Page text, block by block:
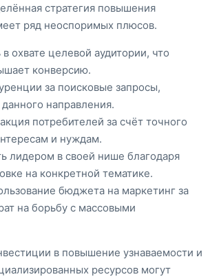
стратегия повышения
ряд неоспоримых плюсов.
охвате целевой аудитории, что
конверсию.
за поисковые запросы,
направления.
потребителей за счёт точного
и нуждам.
лидером в своей нише благодаря
на конкретной тематике.
бюджета на маркетинг за
на борьбу с массовыми
в повышение узнаваемости и
ресурсов могут